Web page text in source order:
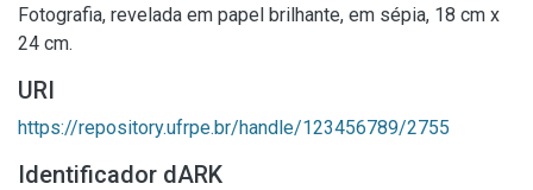
Fotografia, revelada em papel brilhante, em sépia, 18 cm x
24 cm.
URI
https://repository.ufrpe.br/handle/123456789/2755
Identificador dARK